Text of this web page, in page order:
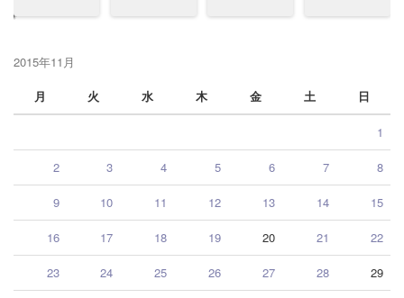
2015年11月
月
火 水 木 金 土 日
1
2 3 4 5 6 7 8
9 10 11 12 13 14 15
16 17 18 19 20 21 22
23 24 25 26 27 28 29